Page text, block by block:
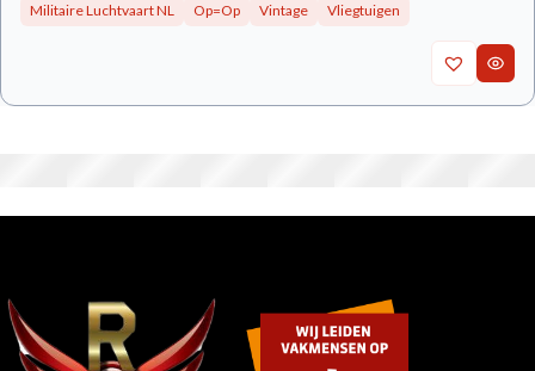
Militaire Luchtvaart NL Op=Op Vintage Vliegtuigen